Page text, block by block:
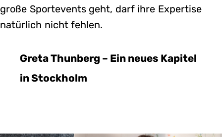
große Sportevents geht, darf ihre Expertise
natürlich nicht fehlen.
Greta Thunberg – Ein neues Kapitel
in Stockholm